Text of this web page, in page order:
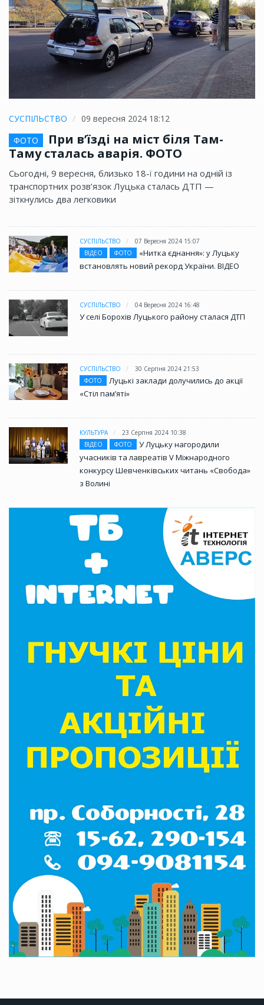
СУСПІЛЬСТВО
09 вересня 2024 18:12
ФОТО
При в’їзді на міст біля Там-
Таму сталась аварія. ФОТО
Сьогодні, 9 вересня, близько 18-ї години на одній із
транспортних розв’язок Луцька сталась ДТП —
зіткнулись два легковики
СУСПІЛЬСТВО
07 Вересня 2024 15:07
ВІДЕО
ФОТО
«Нитка єднання»: у Луцьку
встановлять новий рекорд України. ВІДЕО
СУСПІЛЬСТВО 04 Вересня 2024 16:48
У селі Борохів Луцького району сталася ДТП
СУСПІЛЬСТВО
30 Серпня 2024 21:53
ФОТО
Луцькі заклади долучились до акції
«Стіл памʼяті»
КУЛЬТУРА
23 Серпня 2024 10:38
ВІДЕО
ФОТО
У Луцьку нагородили
учасників та лавреатів V Міжнародного
конкурсу Шевченківських читань «Свобода»
з Волині